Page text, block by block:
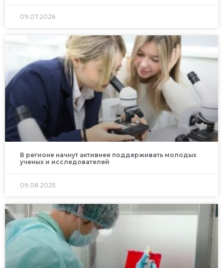
09.07.2026
В регионе начнут активнее поддерживать молодых
ученых и исследователей
09.08.2025